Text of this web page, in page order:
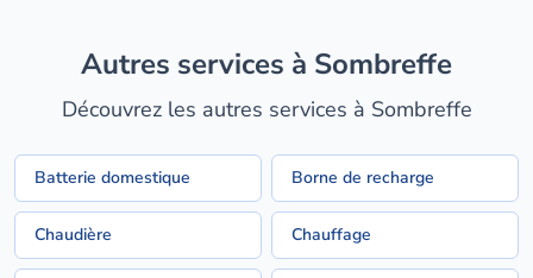
Autres services à Sombreffe
Découvrez les autres services à Sombreffe
Batterie domestique Borne de recharge
Chaudière Chauffage